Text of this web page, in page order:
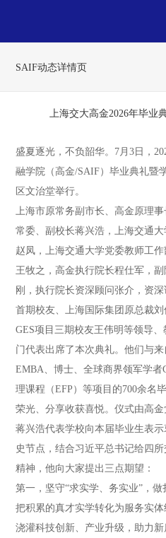
SAIF动态详情页
上海交大高金2026年毕业
盛夏逐光，不负韶华。7月3日，
融学院（高金/SAIF）毕业典礼暨
区文治堂举行。
上海市原常务副市长、高金原理
常委、副校长蒋兴浩，上海交通
赵凤，上海交通大学党委教师工
王牧之，高金执行院长程仕军，
刚，执行院长资深顾问张介，资
首期校友、上海国际集团原总裁刘
GES项目三期校友王伟明等领导
门代表出席了本次典礼。他们与
EMBA、博士、全球商界领军学
理课程（EFP）等项目的700余名
荣光、分享收获喜悦。仪式由高金
蒋兴浩代表学校向本届毕业生表
史节点，结合习近平总书记给四
精神，他向大家提出三点期望：
第一，坚守“求实学、务实业”，
把积累的真才实学转化为服务实
浇灌科技创新、产业升级，助力